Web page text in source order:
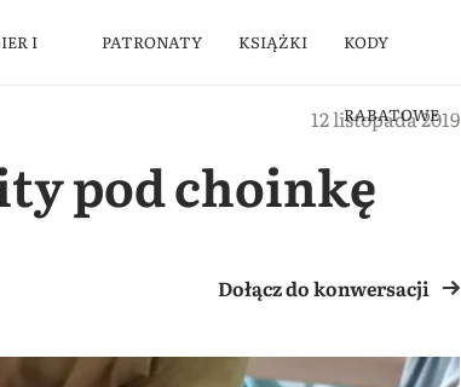
I PATRONATY KSIĄŻKI KODY
RABATOWE
12 listopada 2019
pod choinkę
Dołącz do konwersacji